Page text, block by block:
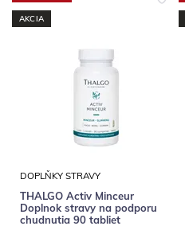
AKCIA
DOPLŇKY STRAVY
THALGO Activ Minceur
Doplnok stravy na podporu
chudnutia 90 tabliet